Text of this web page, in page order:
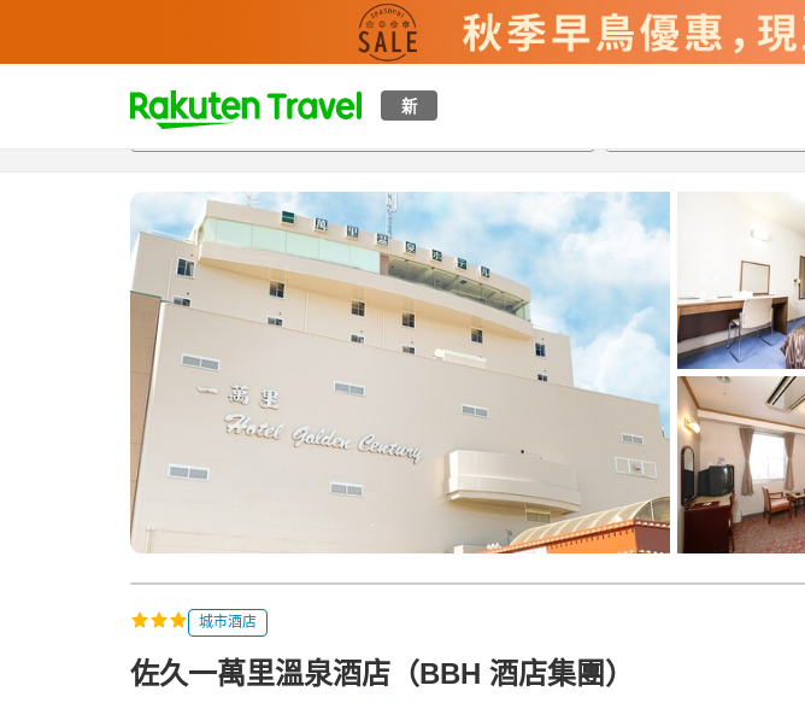
新
t
p
a
e
_
s
概覽房間及住宿方案 評價特色設施
城市酒店
佐久一萬里溫泉酒店（BBH 酒店集團）